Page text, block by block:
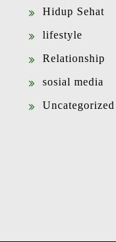
Hidup Sehat
lifestyle
Relationship
sosial media
Uncategorized